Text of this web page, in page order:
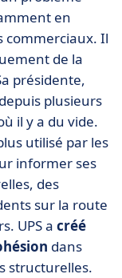
en
commerciaux. Il
de la
présidente,
plusieurs
il y a du vide.
utilisé par les
informer ses
des
sur la route
UPS a créé
dans
structurelles.